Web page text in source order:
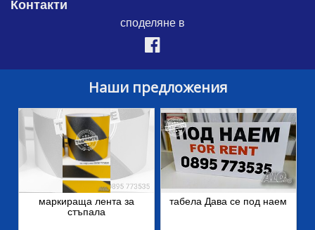
Контакти
споделяне в
Наши предложения
маркираща лента за
стъпала
табела Дава се под наем